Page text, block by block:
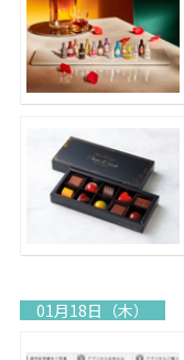
01月18日（木）